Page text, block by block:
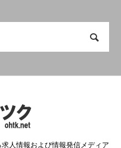
人情報および情報発信メディア